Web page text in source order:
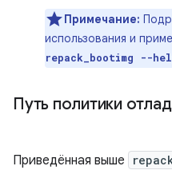
Примечание:
использования и
repack_bootimg --
Путь политики
Приведённая выше